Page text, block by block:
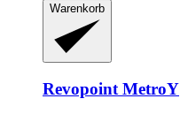
Warenkorb
Revopoint MetroY